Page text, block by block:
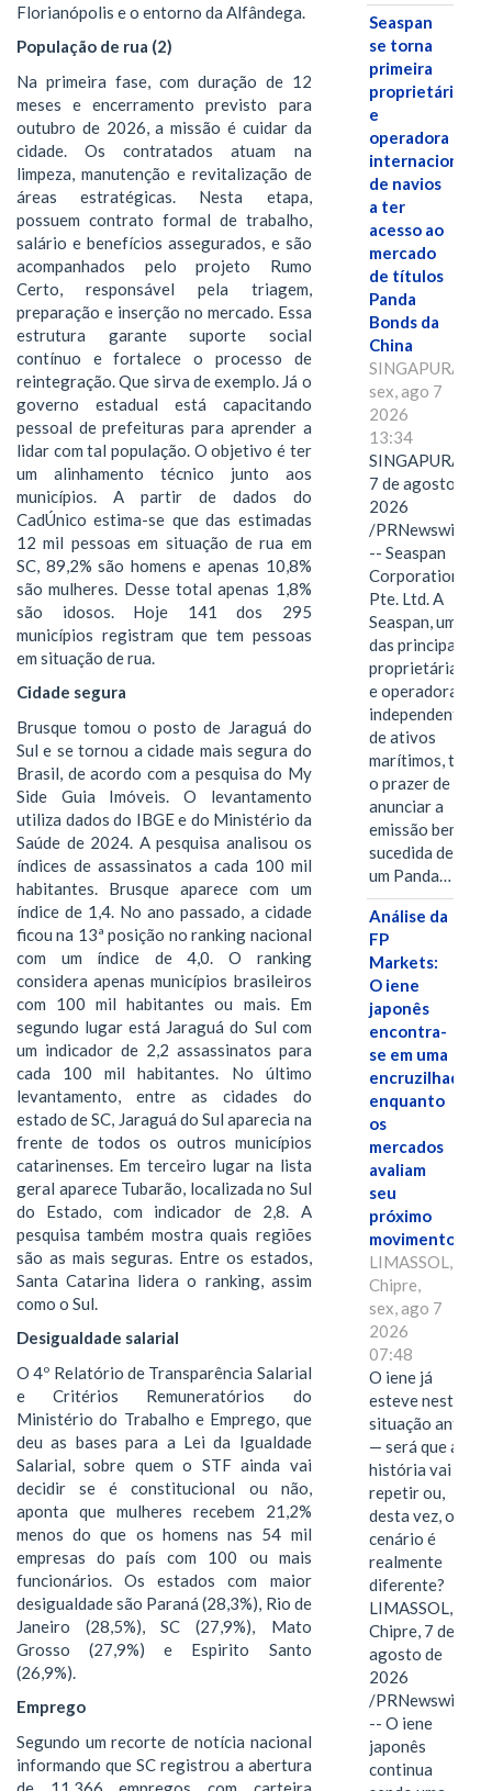
Florianópolis e o entorno da Alfândega.
População de rua (2)
Na primeira fase, com duração de 12
meses e encerramento previsto para
outubro de 2026, a missão é cuidar da
cidade. Os contratados atuam na
limpeza, manutenção e revitalização de
áreas estratégicas. Nesta etapa,
possuem contrato formal de trabalho,
salário e benefícios assegurados, e são
acompanhados pelo projeto Rumo
Certo, responsável pela triagem,
preparação e inserção no mercado. Essa
estrutura garante suporte social
contínuo e fortalece o processo de
reintegração. Que sirva de exemplo. Já o
governo estadual está capacitando
pessoal de prefeituras para aprender a
lidar com tal população. O objetivo é ter
um alinhamento técnico junto aos
municípios. A partir de dados do
CadÚnico estima-se que das estimadas
12 mil pessoas em situação de rua em
SC, 89,2% são homens e apenas 10,8%
são mulheres. Desse total apenas 1,8%
são idosos. Hoje 141 dos 295
municípios registram que tem pessoas
em situação de rua.
Cidade segura
Brusque tomou o posto de Jaraguá do
Sul e se tornou a cidade mais segura do
Brasil, de acordo com a pesquisa do My
Side Guia Imóveis. O levantamento
utiliza dados do IBGE e do Ministério da
Saúde de 2024. A pesquisa analisou os
índices de assassinatos a cada 100 mil
habitantes. Brusque aparece com um
índice de 1,4. No ano passado, a cidade
ficou na 13ª posição no ranking nacional
com um índice de 4,0. O ranking
considera apenas municípios brasileiros
com 100 mil habitantes ou mais. Em
segundo lugar está Jaraguá do Sul com
um indicador de 2,2 assassinatos para
cada 100 mil habitantes. No último
levantamento, entre as cidades do
estado de SC, Jaraguá do Sul aparecia na
frente de todos os outros municípios
catarinenses. Em terceiro lugar na lista
geral aparece Tubarão, localizada no Sul
do Estado, com indicador de 2,8. A
pesquisa também mostra quais regiões
são as mais seguras. Entre os estados,
Santa Catarina lidera o ranking, assim
como o Sul.
Desigualdade salarial
O 4º Relatório de Transparência Salarial
e Critérios Remuneratórios do
Ministério do Trabalho e Emprego, que
deu as bases para a Lei da Igualdade
Salarial, sobre quem o STF ainda vai
decidir se é constitucional ou não,
aponta que mulheres recebem 21,2%
menos do que os homens nas 54 mil
empresas do país com 100 ou mais
funcionários. Os estados com maior
desigualdade são Paraná (28,3%), Rio de
Janeiro (28,5%), SC (27,9%), Mato
Grosso (27,9%) e Espirito Santo
(26,9%).
Emprego
Segundo um recorte de notícia nacional
informando que SC registrou a abertura
Seaspan
se torna
primeira
proprietária
e
operadora
internacional
de navios
a ter
acesso ao
mercado
de títulos
Panda
Bonds da
China
SINGAPURA,
sex, ago 7
2026
13:34
SINGAPURA,
7 de agosto de
2026
/PRNewswire/
-- Seaspan
Corporation
Pte. Ltd. A
Seaspan, uma
das principais
proprietárias
e operadoras
independentes
de ativos
marítimos, tem
o prazer de
anunciar a
emissão bem-
sucedida de
um Panda…
Análise da
FP
Markets:
O iene
japonês
encontra-
se em uma
encruzilhada
enquanto
os
mercados
avaliam
seu
próximo
movimento.
LIMASSOL,
Chipre,
sex, ago 7
2026
07:48
O iene já
esteve nesta
situação antes
— será que a
história vai se
repetir ou,
desta vez, o
cenário é
realmente
diferente?
LIMASSOL,
Chipre, 7 de
agosto de
2026
/PRNewswire/
-- O iene
japonês
continua